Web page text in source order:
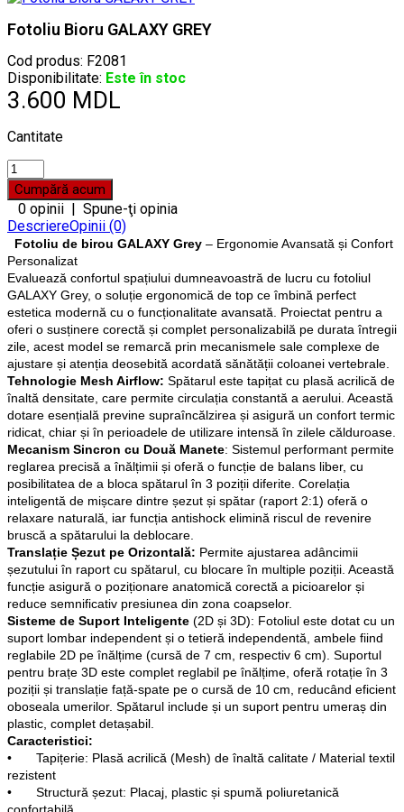
Fotoliu Bioru GALAXY GREY
Cod produs: F2081
Disponibilitate: Este în stoc
3.600 MDL
Cantitate
0 opinii | Spune-ţi opinia
DescriereOpinii (0)
Fotoliu de birou GALAXY Grey – Ergonomie Avansată și Confort
Personalizat
Evaluează confortul spațiului dumneavoastră de lucru cu fotoliul
GALAXY Grey, o soluție ergonomică de top ce îmbină perfect
estetica modernă cu o funcționalitate avansată. Proiectat pentru a
oferi o susținere corectă și complet personalizabilă pe durata întregii
zile, acest model se remarcă prin mecanismele sale complexe de
ajustare și atenția deosebită acordată sănătății coloanei vertebrale.
Tehnologie Mesh Airflow: Spătarul este tapițat cu plasă acrilică de
înaltă densitate, care permite circulația constantă a aerului. Această
dotare esențială previne supraîncălzirea și asigură un confort termic
ridicat, chiar și în perioadele de utilizare intensă în zilele călduroase.
Mecanism Sincron cu Două Manete: Sistemul performant permite
reglarea precisă a înălțimii și oferă o funcție de balans liber, cu
posibilitatea de a bloca spătarul în 3 poziții diferite. Corelația
inteligentă de mișcare dintre șezut și spătar (raport 2:1) oferă o
relaxare naturală, iar funcția antishock elimină riscul de revenire
bruscă a spătarului la deblocare.
Translație Șezut pe Orizontală: Permite ajustarea adâncimii
șezutului în raport cu spătarul, cu blocare în multiple poziții. Această
funcție asigură o poziționare anatomică corectă a picioarelor și
reduce semnificativ presiunea din zona coapselor.
Sisteme de Suport Inteligente (2D și 3D): Fotoliul este dotat cu un
suport lombar independent și o tetieră independentă, ambele fiind
reglabile 2D pe înălțime (cursă de 7 cm, respectiv 6 cm). Suportul
pentru brațe 3D este complet reglabil pe înălțime, oferă rotație în 3
poziții și translație față-spate pe o cursă de 10 cm, reducând eficient
oboseala umerilor. Spătarul include și un suport pentru umeraș din
plastic, complet detașabil.
Caracteristici:
•
Tapițerie: Plasă acrilică (Mesh) de înaltă calitate / Material textil
rezistent
•
Structură șezut: Placaj, plastic și spumă poliuretanică